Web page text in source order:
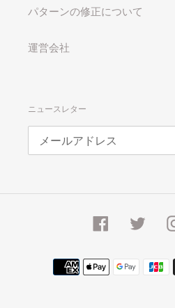
パターンの修正について
運営会社
ニュースレター
Facebook Twitter
決
済